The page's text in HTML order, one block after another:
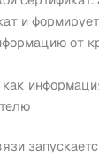
и
от